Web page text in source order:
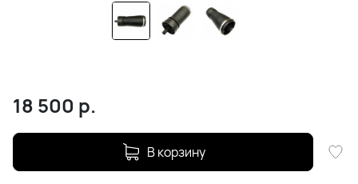
18 500 р.
В корзину